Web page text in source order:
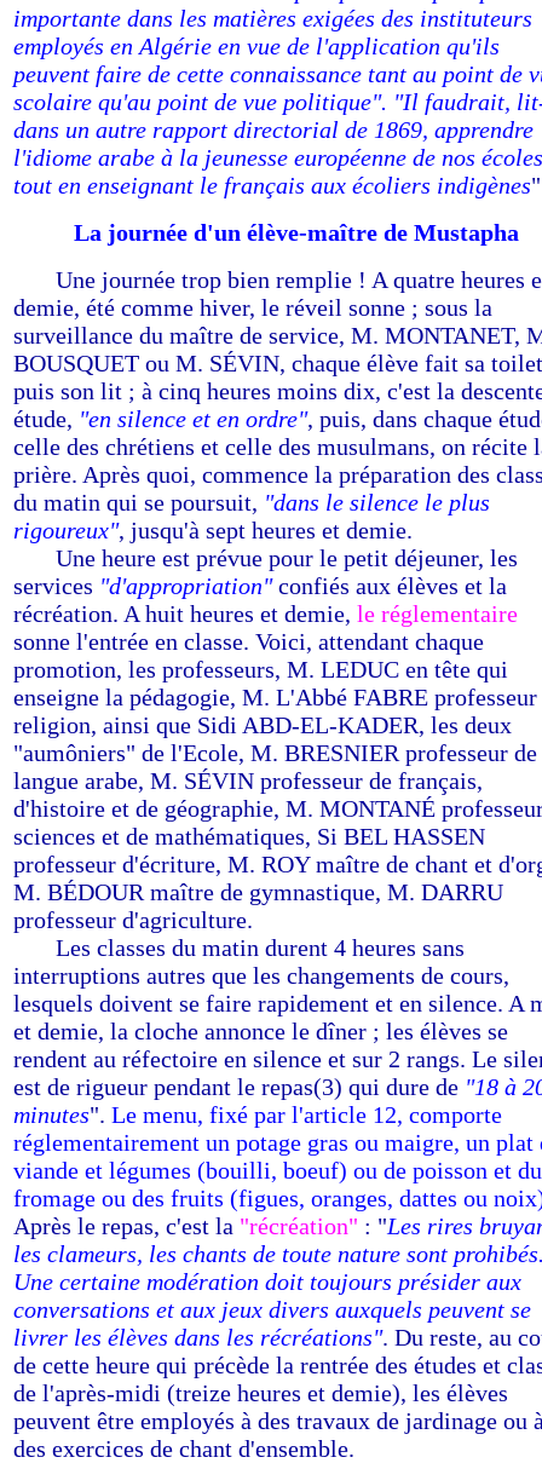
importante dans les matières exigées des instituteurs
employés en Algérie en vue de l'application qu'ils
peuvent faire de cette connaissance tant au point de
scolaire qu'au point de vue politique". "Il faudrait,
dans un autre rapport directorial de 1869, apprendre
l'idiome arabe à la jeunesse européenne de nos écoles
tout en enseignant le français aux écoliers indigènes
La journée d'un élève-maître de Mustapha
Une journée trop bien remplie ! A quatre heures
demie, été comme hiver, le réveil sonne ; sous la
surveillance du maître de service, M. MONTANET,
BOUSQUET ou M. SÉVIN, chaque élève fait sa
puis son lit ; à cinq heures moins dix, c'est la
étude, "en silence et en ordre", puis, dans chaque
celle des chrétiens et celle des musulmans, on récite
prière. Après quoi, commence la préparation des
du matin qui se poursuit, "dans le silence le plus
rigoureux", jusqu'à sept heures et demie.
Une heure est prévue pour le petit déjeuner, les
services "d'appropriation"confiés aux élèves et la
récréation. A huit heures et demie, le réglementaire
sonne l'entrée en classe. Voici, attendant chaque
promotion, les professeurs, M. LEDUC en tête qui
enseigne la pédagogie, M. L'Abbé FABRE professeur
religion, ainsi que Sidi ABD-EL-KADER, les deux
"aumôniers" de l'Ecole, M. BRESNIER professeur de
langue arabe, M. SÉVIN professeur de français,
d'histoire et de géographie, M. MONTANÉ
sciences et de mathématiques, Si BEL HASSEN
professeur d'écriture, M. ROY maître de chant et
M. BÉDOUR maître de gymnastique, M. DARRU
professeur d'agriculture.
Les classes du matin durent 4 heures sans
interruptions autres que les changements de cours,
lesquels doivent se faire rapidement et en silence. A
et demie, la cloche annonce le dîner ; les élèves se
rendent au réfectoire en silence et sur 2 rangs. Le
est de rigueur pendant le repas(3) qui dure de "18 à
minutes". Le menu, fixé par l'article 12, comporte
réglementairement un potage gras ou maigre, un plat
viande et légumes (bouilli, boeuf) ou de poisson et du
fromage ou des fruits (figues, oranges, dattes ou
Après le repas, c'est la "récréation" : "Les rires
les clameurs, les chants de toute nature sont
Une certaine modération doit toujours présider aux
conversations et aux jeux divers auxquels peuvent se
livrer les élèves dans les récréations". Du reste, au
de cette heure qui précède la rentrée des études et
de l'après-midi (treize heures et demie), les élèves
peuvent être employés à des travaux de jardinage ou
des exercices de chant d'ensemble.